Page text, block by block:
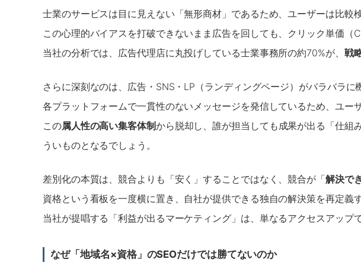
士業のサービスは目に見えない「無形商材」であるため、ユーザーは比較
この心理的バイアスを打破できないまま広告を回しても、クリック単価（
当社の分析では、広告代理店に丸投げしている士業事務所の約70%が、 戦
さらに深刻なのは、広告・SNS・LP（ランディングページ）がバラバラに
各プラットフォームで一貫性のないメッセージを発信しているため、ユー
この属人性の高い集客体制から脱却し、誰が担当しても成果が出る「仕組
ういものとなるでしょう。
差別化の本質は、競合よりも「安く」することではなく、競合が「解決で
資格という看板を一度横に置き、自社が提供できる独自の解決策を再定義
当社が提唱する「利益が出るマーケティング」は、単なるアクセスアップで
なぜ「地域名×資格」のSEOだけでは勝てないのか